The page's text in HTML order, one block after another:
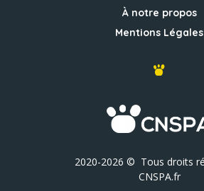
À notre propos
Mentions Légales
2020-2026 © Tous droits
CNSPA.fr